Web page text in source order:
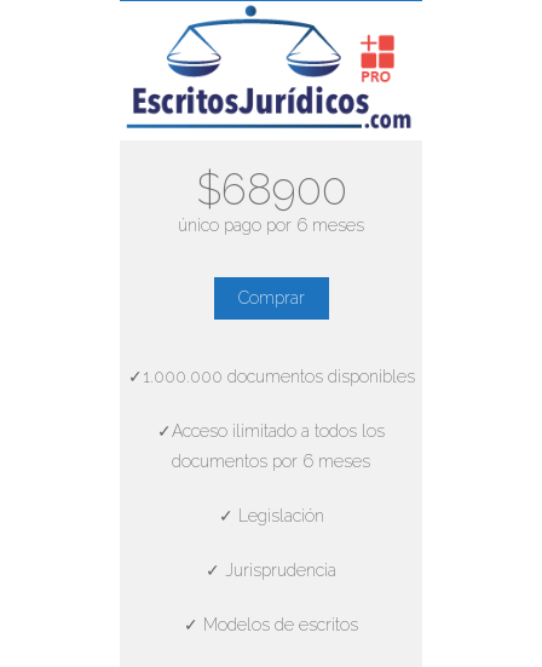
$68900
único pago por 6 meses
Comprar
✓1.000.000 documentos disponibles
✓Acceso ilimitado a todos los
documentos por 6 meses
✓ Legislación
✓ Jurisprudencia
✓ Modelos de escritos